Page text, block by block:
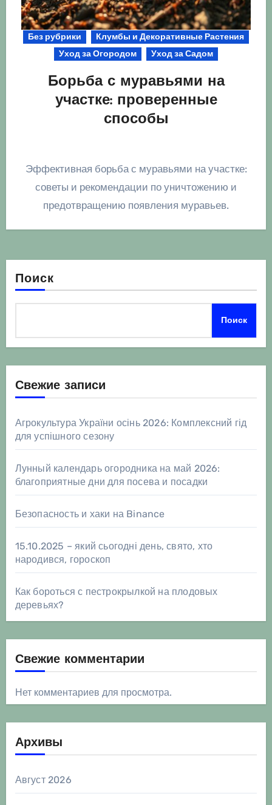
Без рубрики
Клумбы и Декоративные Растения
Уход за Огородом
Уход за Садом
Борьба с муравьями на
участке: проверенные
способы
Эффективная борьба с муравьями на участке:
советы и рекомендации по уничтожению и
предотвращению появления муравьев.
Поиск
Поиск
Свежие записи
Агрокультура України осінь 2026: Комплексний гід
для успішного сезону
Лунный календарь огородника на май 2026:
благоприятные дни для посева и посадки
Безопасность и хаки на Binance
15.10.2025 – який сьогодні день, свято, хто
народився, гороскоп
Как бороться с пестрокрылкой на плодовых
деревьях?
Свежие комментарии
Нет комментариев для просмотра.
Архивы
Август 2026